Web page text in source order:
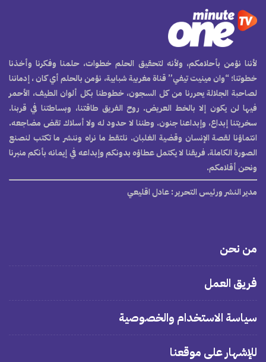
لأننا نؤمن بأحلامكم، ولأنه لتحقيق الحلم خطوات، حلمنا وفكرنا وأخذنا
خطوتنا؛ “وان مينيت تيفي” قناة مغربية شبابية، نؤمن بالحلم أي كان ، إدماننا
لصاحبة الجلالة يحررنا من كل السجون، خطوطنا بكل ألوان الطيف، الأحمر
فيها لن يكون إلا بالخط العريض. روح الفريق طاقتنا، وبساطتنا في قربنا.
سخريتنا إبداع، وإبداعنا جنون. وطننا لا حدود له ولا أسلاك تقض مضاجعه.
انتماؤنا لقصة الإنسان وقضية الغلبان. نلتقط ما نراه وننشر ما تكتب لنصنع
الصورة الكاملة. فريقنا لا يكتمل عطاؤه بدونكم وإبداعه في إيمانه بأنكم منبرنا
ونحن أقلامكم.
مدير النشر ورئيس التحرير: عادل اقليعي
من نحن
فريق العمل
سياسة الاستخدام والخصوصية
للإشهار على موقعنا